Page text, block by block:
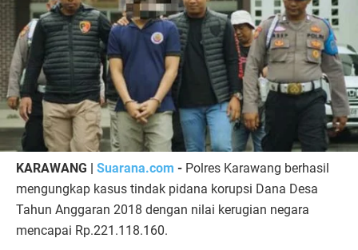
KARAWANG | Suarana.com - Polres Karawang berhasil
mengungkap kasus tindak pidana korupsi Dana Desa
Tahun Anggaran 2018 dengan nilai kerugian negara
mencapai Rp.221.118.160.